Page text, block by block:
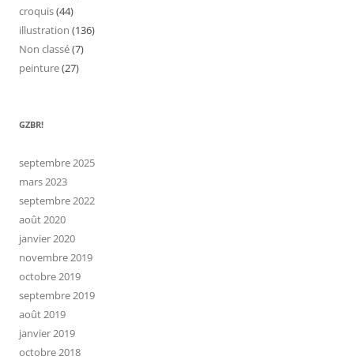
croquis(44)
illustration (136)
Non classé(7)
peinture(27)
GZBR!
septembre 2025
mars 2023
septembre 2022
août 2020
janvier 2020
novembre 2019
octobre 2019
septembre 2019
août 2019
janvier 2019
octobre 2018